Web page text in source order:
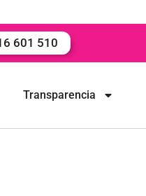
Transparencia
601 510